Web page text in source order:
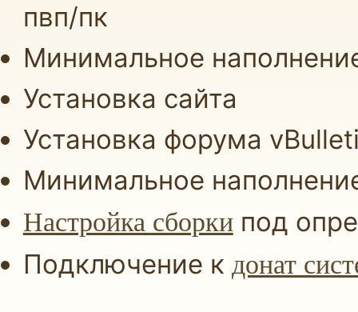
пвп/пк
Минимальное
Установка сайта
Установка форума
Минимальное
Настройка сборкипод
Подключение к донат